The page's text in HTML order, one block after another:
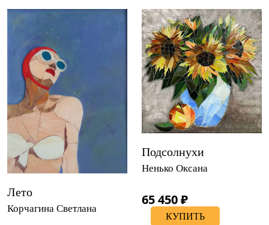
Лето
Корчагина Светлана
Подсолнухи
Ненько Оксана
65 450 ₽
КУПИТЬ